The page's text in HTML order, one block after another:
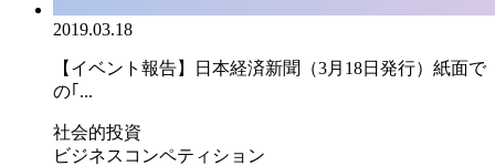
2019.03.18
【イベント報告】日本経済新聞（3月18日発行）紙面で
の｢...
社会的投資
ビジネスコンペティション